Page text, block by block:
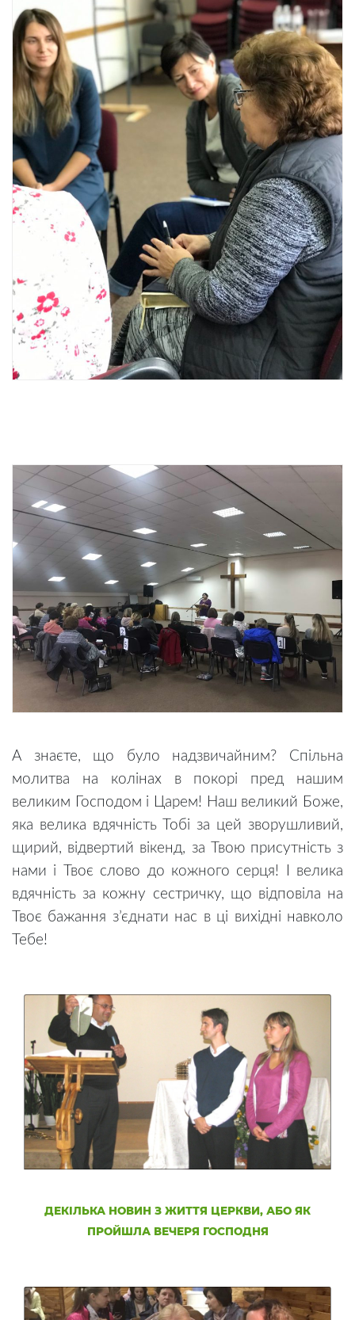
А знаєте, що було надзвичайним? Спільна
молитва на колінах в покорі пред нашим
великим Господом і Царем! Наш великий Боже,
яка велика вдячність Тобі за цей зворушливий,
щирий, відвертий вікенд, за Твою присутність з
нами і Твоє слово до кожного серця! І велика
вдячність за кожну сестричку, що відповіла на
Твоє бажання з’єднати нас в ці вихідні навколо
Тебе!
ДЕКІЛЬКА НОВИН З ЖИТТЯ ЦЕРКВИ, АБО ЯК
ПРОЙШЛА ВЕЧЕРЯ ГОСПОДНЯ